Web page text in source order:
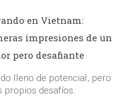
en Vietnam:
impresiones de un
pero desafiante
lleno de potencial, pero
propios desafíos.